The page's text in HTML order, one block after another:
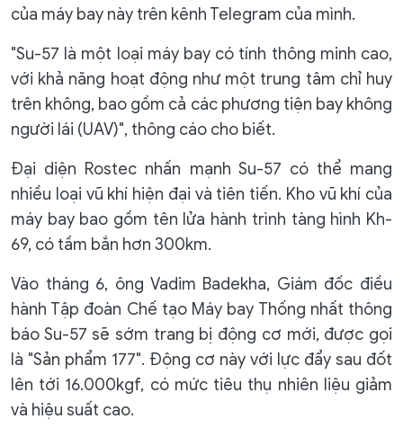
của máy bay này trên kênh Telegram của mình.
"Su-57 là một loại máy bay có tính thông minh cao,
với khả năng hoạt động như một trung tâm chỉ huy
trên không, bao gồm cả các phương tiện bay không
người lái (UAV)", thông cáo cho biết.
Đại diện Rostec nhấn mạnh Su-57 có thể mang
nhiều loại vũ khí hiện đại và tiên tiến. Kho vũ khí của
máy bay bao gồm tên lửa hành trình tàng hình Kh-
69, có tầm bắn hơn 300km.
Vào tháng 6, ông Vadim Badekha, Giám đốc điều
hành Tập đoàn Chế tạo Máy bay Thống nhất thông
báo Su-57 sẽ sớm trang bị động cơ mới, được gọi
là "Sản phẩm 177". Động cơ này với lực đẩy sau đốt
lên tới 16.000kgf, có mức tiêu thụ nhiên liệu giảm
và hiệu suất cao.